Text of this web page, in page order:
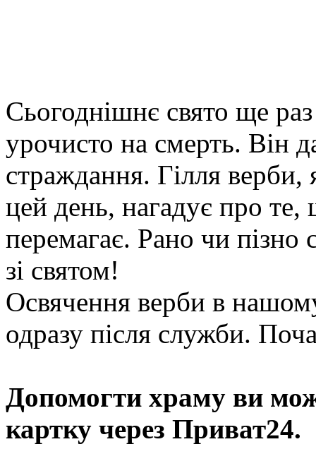
Сьогоднішнє свято ще
урочисто на смерть. Він
страждання. Гілля верби,
цей день, нагадує про
перемагає. Рано чи
зі святом!
Освячення верби в
одразу після служби.
Допомогти храму ви
картку через Приват24.